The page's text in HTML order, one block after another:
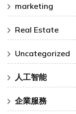
marketing
Real Estate
Uncategorized
人工智能
企業服務